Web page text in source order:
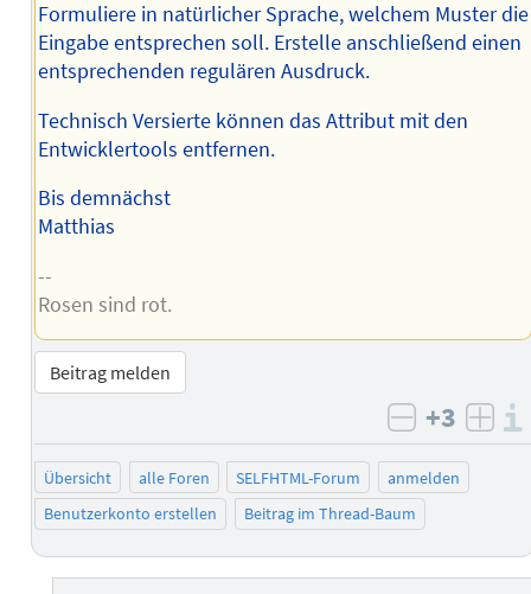
Formuliere in natürlicher Sprache, welchem Muster die
Eingabe entsprechen soll. Erstelle anschließend einen
entsprechenden regulären Ausdruck.
Technisch Versierte können das Attribut mit den
Entwicklertools entfernen.
Bis demnächst
Matthias
--
Rosen sind rot.
Beitrag melden
negativ
+3
Übersicht alle Foren SELFHTML-Forum
anmelden
Benutzerkonto erstellen
Beitrag im Thread-Baum